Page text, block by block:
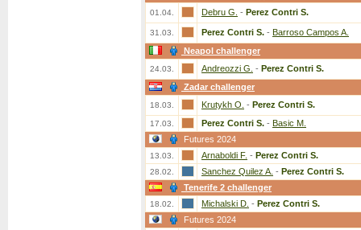
01.04. Debru G. - Perez Contri S.
31.03. Perez Contri S. - Barroso Campos A.
Neapol challenger
24.03. Andreozzi G. - Perez Contri S.
Zadar challenger
18.03. Krutykh O. - Perez Contri S.
17.03. Perez Contri S. - Basic M.
Futures 2024
13.03. Arnaboldi F. - Perez Contri S.
28.02. Sanchez Quilez A. - Perez Contri S.
Tenerife 2 challenger
18.02. Michalski D. - Perez Contri S.
Futures 2024